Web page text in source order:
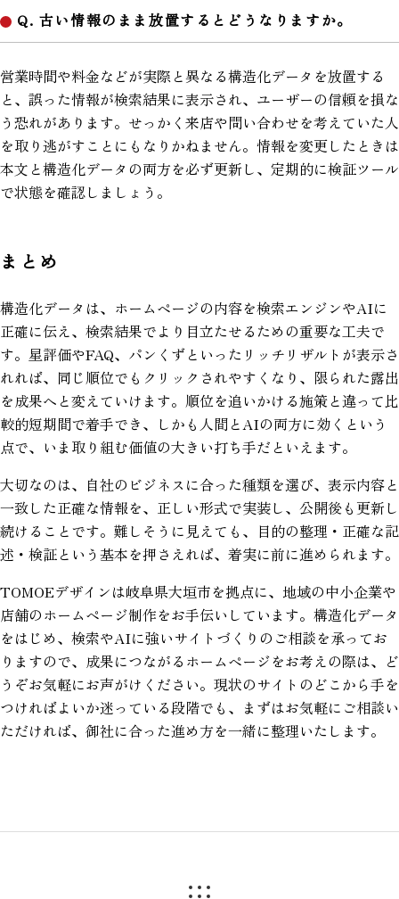
Q. 古い情報のまま放置するとどうなりますか。
営業時間や料金などが実際と異なる構造化データを放置する
と、誤った情報が検索結果に表示され、ユーザーの信頼を損な
う恐れがあります。せっかく来店や問い合わせを考えていた人
を取り逃がすことにもなりかねません。情報を変更したときは
本文と構造化データの両方を必ず更新し、定期的に検証ツール
で状態を確認しましょう。
まとめ
構造化データは、ホームページの内容を検索エンジンやAIに
正確に伝え、検索結果でより目立たせるための重要な工夫で
す。星評価やFAQ、パンくずといったリッチリザルトが表示さ
れれば、同じ順位でもクリックされやすくなり、限られた露出
を成果へと変えていけます。順位を追いかける施策と違って比
較的短期間で着手でき、しかも人間とAIの両方に効くという
点で、いま取り組む価値の大きい打ち手だといえます。
大切なのは、自社のビジネスに合った種類を選び、表示内容と
一致した正確な情報を、正しい形式で実装し、公開後も更新し
続けることです。難しそうに見えても、目的の整理・正確な記
述・検証という基本を押さえれば、着実に前に進められます。
TOMOEデザインは岐阜県大垣市を拠点に、地域の中小企業や
店舗のホームページ制作をお手伝いしています。構造化データ
をはじめ、検索やAIに強いサイトづくりのご相談を承ってお
りますので、成果につながるホームページをお考えの際は、ど
うぞお気軽にお声がけください。現状のサイトのどこから手を
つければよいか迷っている段階でも、まずはお気軽にご相談い
ただければ、御社に合った進め方を一緒に整理いたします。